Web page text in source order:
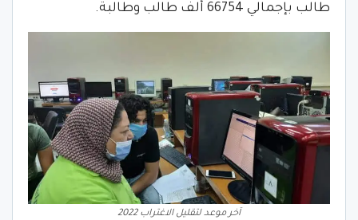
طالب بإجمالي 66754 ألف طالب وطالبة.
آخر موعد لتقليل الاغتراب 2022